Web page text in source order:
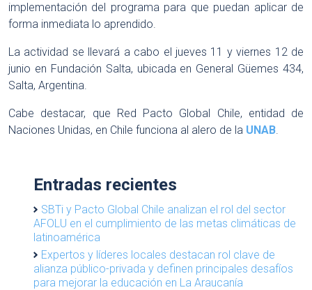
implementación del programa para que puedan aplicar de
forma inmediata lo aprendido.
La actividad se llevará a cabo el jueves 11 y viernes 12 de
junio en Fundación Salta, ubicada en General Güemes 434,
Salta, Argentina.
Cabe destacar, que Red Pacto Global Chile, entidad de
Naciones Unidas, en Chile funciona al alero de la UNAB.
Entradas recientes
SBTi y Pacto Global Chile analizan el rol del sector
AFOLU en el cumplimiento de las metas climáticas de
latinoamérica
Expertos y líderes locales destacan rol clave de
alianza público-privada y definen principales desafíos
para mejorar la educación en La Araucanía